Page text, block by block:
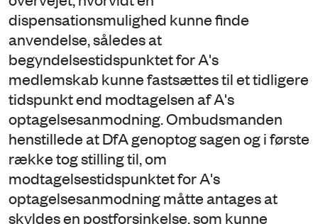
dispensationsmulighed kunne finde
anvendelse, således at
begyndelsestidspunktet for A's
medlemskab kunne fastsættes til et tidligere
tidspunkt end modtagelsen af A's
optagelsesanmodning. Ombudsmanden
henstillede at DfA genoptog sagen og i første
række tog stilling til, om
modtagelsestidspunktet for A's
optagelsesanmodning måtte antages at
skyldes en postforsinkelse, som kunne